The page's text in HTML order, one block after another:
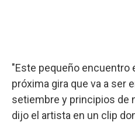
"Este pequeño encuentro
próxima gira que va a ser
setiembre y principios de
dijo el artista en un clip